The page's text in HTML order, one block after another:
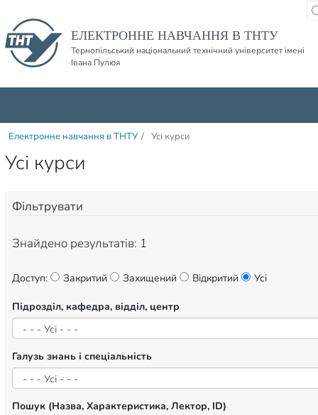
ЕЛЕКТРОННЕ НАВЧАННЯ В ТНТУ
Тернопільський національний технічний університет імені
Івана Пулюя
Електронне навчання в ТНТУ / Усі курси
Усі курси
Фільтрувати
Знайдено результатів: 1
Доступ: Закритий Захищений Відкритий Усі
Підрозділ, кафедра, відділ, центр
Галузь знань і спеціальність
Пошук (Назва, Характеристика, Лектор, ID)